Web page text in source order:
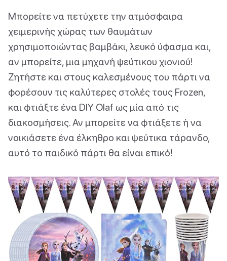
Μπορείτε να πετύχετε την ατμόσφαιρα
χειμερινής χώρας των θαυμάτων
χρησιμοποιώντας βαμβάκι, λευκό ύφασμα και,
αν μπορείτε, μια μηχανή ψεύτικου χιονιού!
Ζητήστε και στους καλεσμένους του πάρτι να
φορέσουν τις καλύτερες στολές τους Frozen,
και φτιάξτε ένα DIY Olaf ως μία από τις
διακοσμήσεις. Αν μπορείτε να φτιάξετε ή να
νοικιάσετε ένα έλκηθρο και ψεύτικα τάρανδο,
αυτό το παιδικό πάρτι θα είναι επικό!